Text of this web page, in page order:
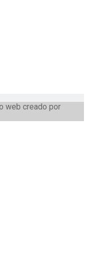
web creado por